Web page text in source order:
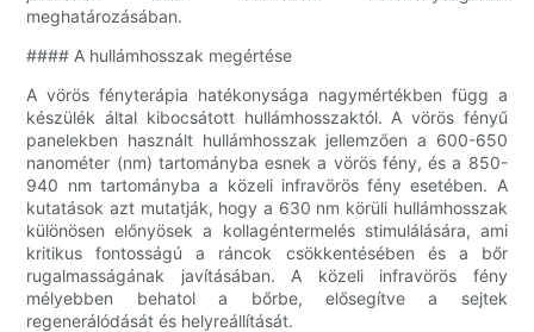
meghatározásában.
#### A hullámhosszak megértése
A vörös fényterápia hatékonysága nagymértékben függ a
készülék által kibocsátott hullámhosszaktól. A vörös fényű
panelekben használt hullámhosszak jellemzően a 600-650
nanométer (nm) tartományba esnek a vörös fény, és a 850-
940 nm tartományba a közeli infravörös fény esetében. A
kutatások azt mutatják, hogy a 630 nm körüli hullámhosszak
különösen előnyösek a kollagéntermelés stimulálására, ami
kritikus fontosságú a ráncok csökkentésében és a bőr
rugalmasságának javításában. A közeli infravörös fény
mélyebben behatol a bőrbe, elősegítve a sejtek
regenerálódását és helyreállítását.